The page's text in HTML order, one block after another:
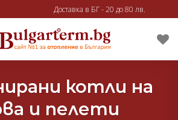
Доставка в БГ - 20 до 80 лв.
котли на
и пелети